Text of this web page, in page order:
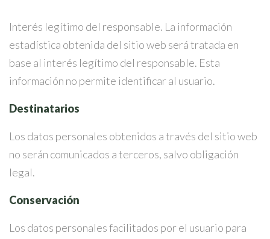
Interés legítimo del responsable. La información
estadística obtenida del sitio web será tratada en
base al interés legítimo del responsable. Esta
información no permite identificar al usuario.
Destinatarios
Los datos personales obtenidos a través del sitio web
no serán comunicados a terceros, salvo obligación
legal.
Conservación
Los datos personales facilitados por el usuario para